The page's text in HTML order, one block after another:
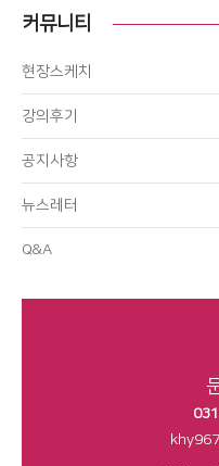
커뮤니티
현장스케치
강의후기
공지사항
뉴스레터
Q&A